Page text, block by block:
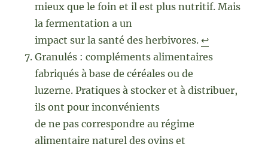
mieux que le foin et il est plus nutritif. Mais
la fermentation a un
impact sur la santé des herbivores. ↩︎
Granulés : compléments alimentaires
fabriqués à base de céréales ou de
luzerne. Pratiques à stocker et à distribuer,
ils ont pour inconvénients
de ne pas correspondre au régime
alimentaire naturel des ovins et